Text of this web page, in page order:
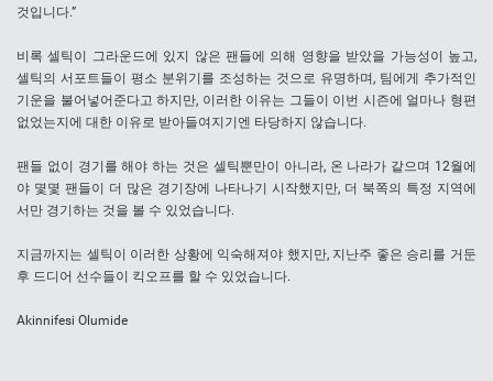
것입니다.”
비록 셀틱이 그라운드에 있지 않은 팬들에 의해 영향을 받았을 가능성이 높고,
셀틱의 서포트들이 평소 분위기를 조성하는 것으로 유명하며, 팀에게 추가적인
기운을 불어넣어준다고 하지만, 이러한 이유는 그들이 이번 시즌에 얼마나 형편
없었는지에 대한 이유로 받아들여지기엔 타당하지 않습니다.
팬들 없이 경기를 해야 하는 것은 셀틱뿐만이 아니라, 온 나라가 같으며 12월에
야 몇몇 팬들이 더 많은 경기장에 나타나기 시작했지만, 더 북쪽의 특정 지역에
서만 경기하는 것을 볼 수 있었습니다.
지금까지는 셀틱이 이러한 상황에 익숙해져야 했지만, 지난주 좋은 승리를 거둔
후 드디어 선수들이 킥오프를 할 수 있었습니다.
Akinnifesi Olumide